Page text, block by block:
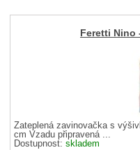
Feretti Nino
Zateplená zavinovačka s
cm Vzadu připravená ...
Dostupnost:skladem